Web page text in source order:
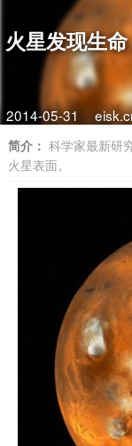
火星发现生
2014-05-31
简介： 科学家最新研
火星表面。